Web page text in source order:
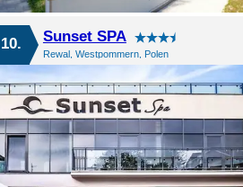
10. Sunset SPA
Rewal, Westpommern, Polen